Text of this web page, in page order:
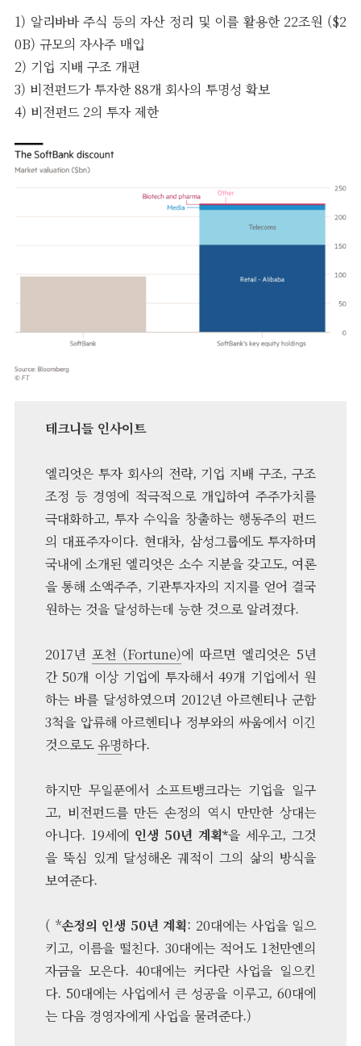
1) 알리바바 주식 등의 자산 정리 및 이를 활용한 22조원 ($2
0B) 규모의 자사주 매입
2) 기업 지배 구조 개편
3) 비전펀드가 투자한 88개 회사의 투명성 확보
4) 비전펀드 2의 투자 제한
테크니들 인사이트
엘리엇은 투자 회사의 전략, 기업 지배 구조, 구조
조정 등 경영에 적극적으로 개입하여 주주가치를
극대화하고, 투자 수익을 창출하는 행동주의 펀드
의 대표주자이다. 현대차, 삼성그룹에도 투자하며
국내에 소개된 엘리엇은 소수 지분을 갖고도, 여론
을 통해 소액주주, 기관투자자의 지지를 얻어 결국
원하는 것을 달성하는데 능한 것으로 알려졌다.
2017년 포천 (Fortune)에 따르면 엘리엇은 5년
간 50개 이상 기업에 투자해서 49개 기업에서 원
하는 바를 달성하였으며 2012년 아르헨티나 군함
3척을 압류해 아르헨티나 정부와의 싸움에서 이긴
것으로도유명하다.
하지만 무일푼에서 소프트뱅크라는 기업을 일구
고, 비전펀드를 만든 손정의 역시 만만한 상대는
아니다. 19세에 인생 50년 계획*을 세우고, 그것
을 뚝심 있게 달성해온 궤적이 그의 삶의 방식을
보여준다.
( *손정의 인생 50년 계획: 20대에는 사업을 일으
키고, 이름을 떨친다. 30대에는 적어도 1천만엔의
자금을 모은다. 40대에는 커다란 사업을 일으킨
다. 50대에는 사업에서 큰 성공을 이루고, 60대에
는 다음 경영자에게 사업을 물려준다.)